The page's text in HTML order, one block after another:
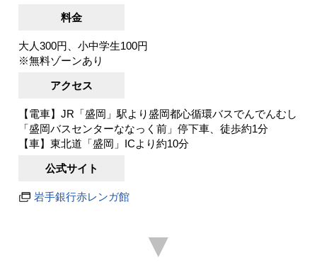
料金
大人300円、小中学生100円
※無料ゾーンあり
アクセス
【電車】JR「盛岡」駅より盛岡都心循環バスでんでんむし
「盛岡バスセンターななっく前」停下車、徒歩約1分
【車】東北道「盛岡」ICより約10分
公式サイト
岩手銀行赤レンガ館
▼